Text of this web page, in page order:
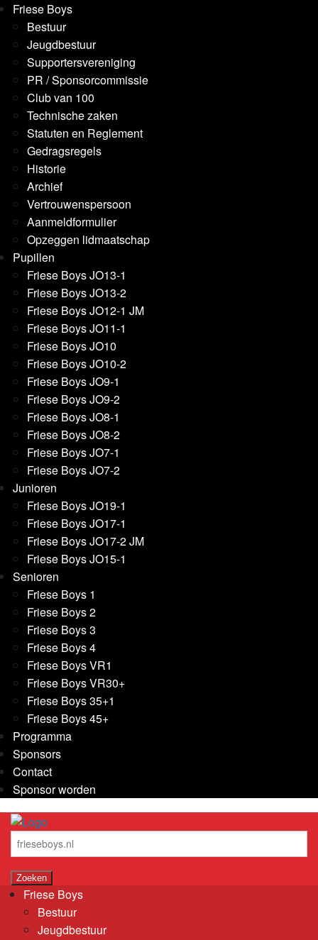
Friese Boys
Bestuur
Jeugdbestuur
Supportersvereniging
PR / Sponsorcommissie
Club van 100
Technische zaken
Statuten en Reglement
Gedragsregels
Historie
Archief
Vertrouwenspersoon
Aanmeldformulier
Opzeggen lidmaatschap
Pupillen
Friese Boys JO13-1
Friese Boys JO13-2
Friese Boys JO12-1 JM
Friese Boys JO11-1
Friese Boys JO10
Friese Boys JO10-2
Friese Boys JO9-1
Friese Boys JO9-2
Friese Boys JO8-1
Friese Boys JO8-2
Friese Boys JO7-1
Friese Boys JO7-2
Junioren
Friese Boys JO19-1
Friese Boys JO17-1
Friese Boys JO17-2 JM
Friese Boys JO15-1
Senioren
Friese Boys 1
Friese Boys 2
Friese Boys 3
Friese Boys 4
Friese Boys VR1
Friese Boys VR30+
Friese Boys 35+1
Friese Boys 45+
Programma
Sponsors
Contact
Sponsor worden
Friese Boys
Bestuur
Jeugdbestuur